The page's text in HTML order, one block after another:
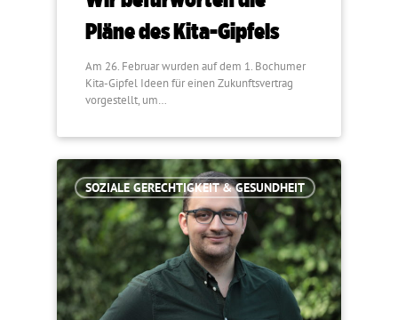
Pläne des Kita-Gipfels
Am 26. Februar wurden auf dem 1. Bochumer
Kita-Gipfel Ideen für einen Zukunftsvertrag
vorgestellt, um…
SOZIALE GERECHTIGKEIT & GESUNDHEIT